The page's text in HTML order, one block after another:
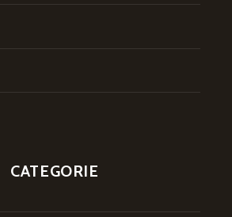
CATEGORIE